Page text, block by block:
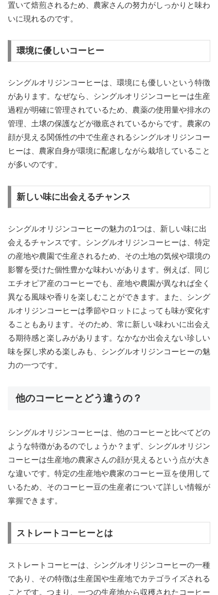
置いて焙煎されるため、農家さんの努力がしっかりと味わ
いに現れるのです。
環境に優しいコーヒー
シングルオリジンコーヒーは、環境にも優しいという特徴
があります。なぜなら、シングルオリジンコーヒーは生産
過程が明確に管理されているため、農薬の使用量や排水の
管理、土壌の保護などが徹底されているからです。農家の
顔が見える関係性の中で生産されるシングルオリジンコー
ヒーは、農家自身が環境に配慮しながら栽培していること
が多いのです。
新しい味に出会えるチャンス
シングルオリジンコーヒーの魅力の1つは、新しい味に出
会えるチャンスです。シングルオリジンコーヒーは、特定
の産地や農園で生産されるため、その土地の気候や環境の
影響を受けた個性豊かな味わいがあります。例えば、同じ
エチオピア産のコーヒーでも、産地や農園が異なれば全く
異なる風味や香りを楽しむことができます。また、シング
ルオリジンコーヒーは季節やロットによっても味が変化す
ることもあります。そのため、常に新しい味わいに出会え
る期待感と楽しみがあります。なかなか出会えない珍しい
味を探し求める楽しみも、シングルオリジンコーヒーの魅
力の一つです。
他のコーヒーとどう違うの？
シングルオリジンコーヒーは、他のコーヒーと比べてどの
ような特徴があるのでしょうか？まず、シングルオリジン
コーヒーは生産地の農家さんの顔が見えるという点が大き
な違いです。特定の生産地や農家のコーヒー豆を使用して
いるため、そのコーヒー豆の生産者について詳しい情報が
掌握できます。
ストレートコーヒーとは
ストレートコーヒーは、シングルオリジンコーヒーの一種
であり、その特徴は生産国や生産地でカテゴライズされる
ことです。つまり、一つの生産地から収穫されたコーヒー